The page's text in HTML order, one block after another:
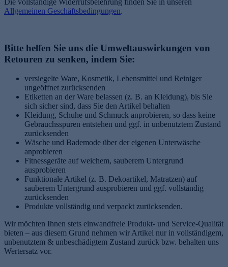
Allgemeinen Geschäftsbedingungen.
Bitte helfen Sie uns die Umweltauswirkungen von
Retouren zu senken, indem Sie:
versiegelte Ware, Kosmetik, Lebensmittel und Reiniger
ungeöffnet zurücksenden
Etiketten an der Ware belassen (z. B. an Kleidung), bis Sie
sich sicher sind, dass Sie den Artikel behalten
Kleidung, Schuhe und Schmuck anprobieren, so dass keine
Gebrauchsspuren entstehen und ggf. in unbenutztem Zustand
zurücksenden
Wäsche und Bademode über der eigenen Unterwäsche
anprobieren
Fitnessgeräte auf weichem, sauberem Untergrund
ausprobieren
Funktionale Artikel (z. B. Dekoartikel, Matratzen) auf
sauberem Untergrund ausprobieren und ggf. vollständig
zurücksenden
Produkte vollständig und verpackt zurücksenden.
Wir möchten Ihnen stets einwandfreie Produkt- und Service-Qualität
bieten – aus diesem Grund nehmen wir Artikel nur in vollständigem,
unbenutztem & unbeschädigtem Zustand zurück bzw. behalten uns
Wertersatz vor.